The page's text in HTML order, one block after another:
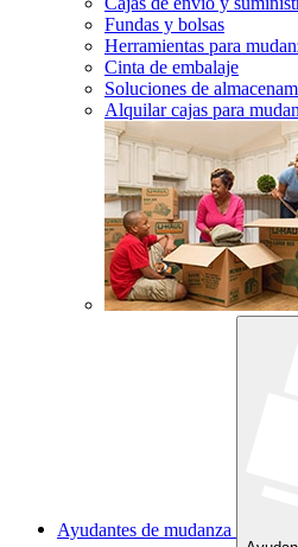
Fundas y bolsas
Herramientas para
Cinta de embalaje
Soluciones de
Alquilar cajas para
Ayudantes de mudanza